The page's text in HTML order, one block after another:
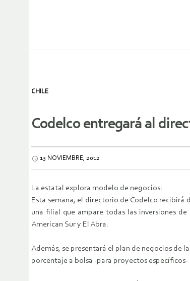
CHILE
Codelco entregará al
13 NOVIEMBRE, 2012
La estatal explora modelo de negocios:
Esta semana, el directorio de Codelco
una filial que ampare todas las inversiones
American Sur y El Abra.
Además, se presentará el plan de negocios de
porcentaje a bolsa -para proyectos